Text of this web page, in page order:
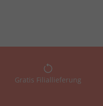
Gratis Filiallieferung